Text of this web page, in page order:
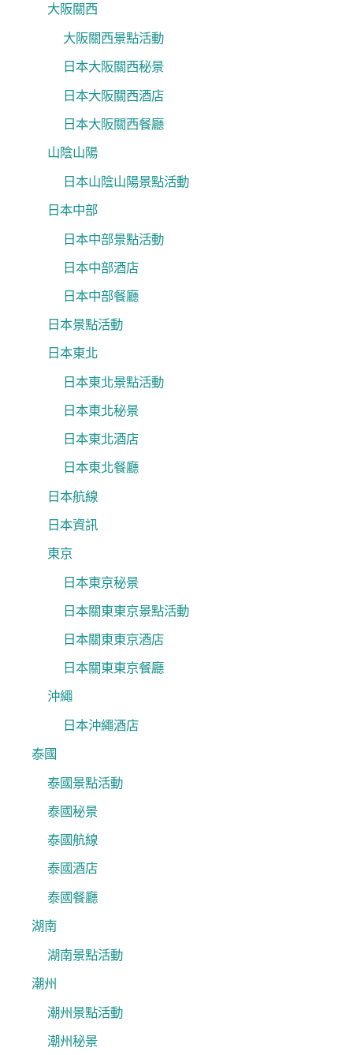
大阪關西
大阪關西景點活動
日本大阪關西秘景
日本大阪關西酒店
日本大阪關西餐廳
山陰山陽
日本山陰山陽景點活動
日本中部
日本中部景點活動
日本中部酒店
日本中部餐廳
日本景點活動
日本東北
日本東北景點活動
日本東北秘景
日本東北酒店
日本東北餐廳
日本航線
日本資訊
東京
日本東京秘景
日本關東東京景點活動
日本關東東京酒店
日本關東東京餐廳
沖繩
日本沖繩酒店
泰國
泰國景點活動
泰國秘景
泰國航線
泰國酒店
泰國餐廳
湖南
湖南景點活動
潮州
潮州景點活動
潮州秘景